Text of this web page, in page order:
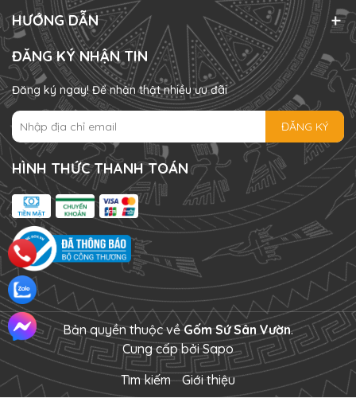
HƯỚNG DẪN
ĐĂNG KÝ NHẬN TIN
Đăng ký ngay! Để nhận thật nhiều ưu đãi
ĐĂNG KÝ
HÌNH THỨC THANH TOÁN
Bản quyền thuộc vềGốm Sứ Sân Vườn.
Cung cấp bởiSapo
Tìm kiếm
Giới thiệu